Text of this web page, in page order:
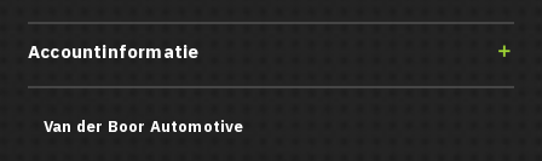
Accountinformatie 
Van der Boor Automotive